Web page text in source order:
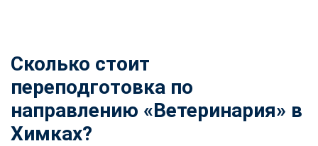
Сколько стоит
переподготовка по
направлению «Ветеринария» в
Химках?